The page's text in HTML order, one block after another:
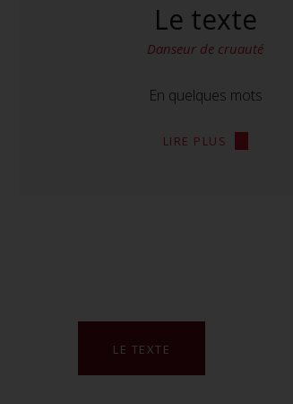
Le texte
Danseur de cruauté
En quelques mots
LIRE PLUS
LE TEXTE